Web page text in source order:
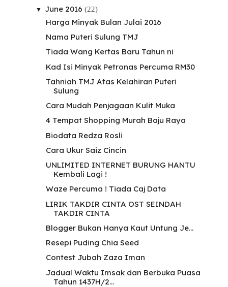
▼ June 2016 (22)
Harga Minyak Bulan Julai 2016
Nama Puteri Sulung TMJ
Tiada Wang Kertas Baru Tahun ni
Kad Isi Minyak Petronas Percuma RM30
Tahniah TMJ Atas Kelahiran Puteri
Sulung
Cara Mudah Penjagaan Kulit Muka
4 Tempat Shopping Murah Baju Raya
Biodata Redza Rosli
Cara Ukur Saiz Cincin
UNLIMITED INTERNET BURUNG HANTU
Kembali Lagi !
Waze Percuma ! Tiada Caj Data
LIRIK TAKDIR CINTA OST SEINDAH
TAKDIR CINTA
Blogger Bukan Hanya Kaut Untung Je...
Resepi Puding Chia Seed
Contest Jubah Zaza Iman
Jadual Waktu Imsak dan Berbuka Puasa
Tahun 1437H/2...